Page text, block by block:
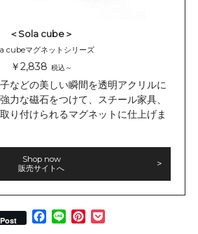
＜Sola cube＞
cubeマグネットシリーズ
￥2,838 税込～
などの美しい瞬間を透明アクリルに
力な磁石をつけて、スチール家具、
り付けられるマグネットに仕上げま
Shop now
販売サイトへ
Post Facebook
Line Pinterest